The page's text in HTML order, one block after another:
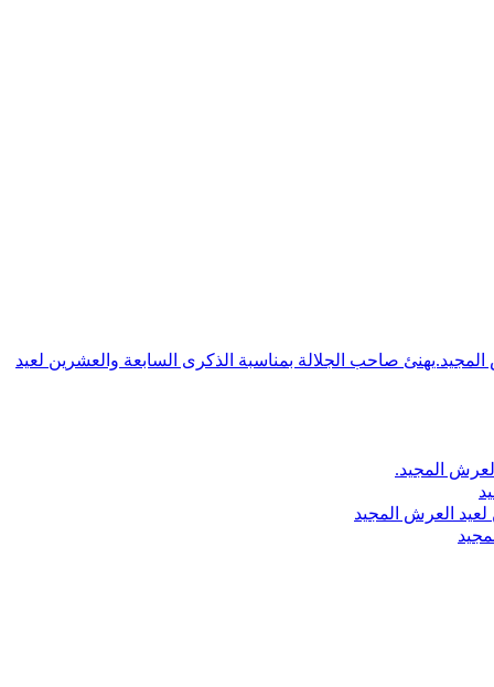
صاحب الجلالة بمناسبة الذكرى السابعة والعشرين لعيد
المجيد.
العرش المجيد